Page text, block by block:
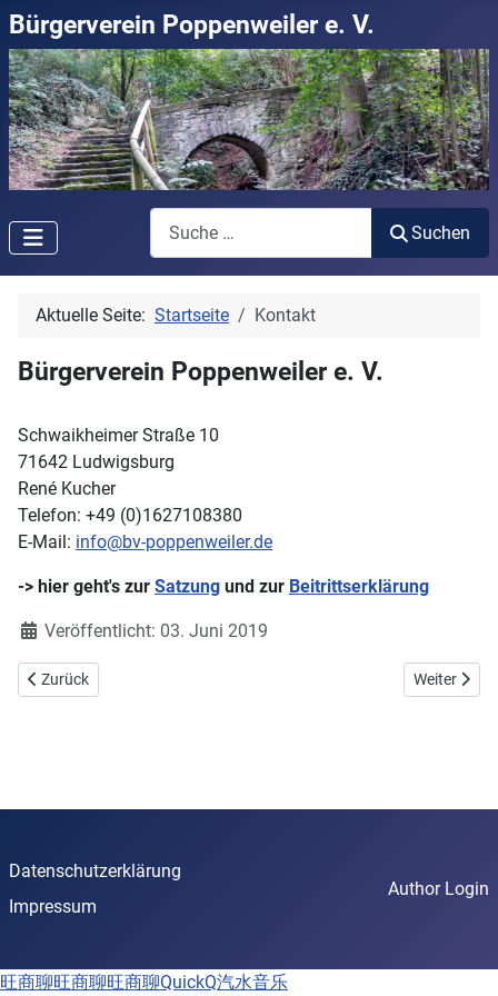
Bürgerverein Poppenweiler e. V.
Suchen
Suchen
Aktuelle Seite: Startseite Kontakt
Bürgerverein Poppenweiler e. V.
Schwaikheimer Straße 10
71642 Ludwigsburg
René Kucher
Telefon: +49 (0)1627108380
E-Mail: info@bv-poppenweiler.de
-> hier geht's zur Satzung und zur Beitrittserklärung
DetailsVeröffentlicht: 03. Juni 2019
Vorheriger Beitrag: Mitglied werden
Zurück Nächster
Weiter
Datenschutzerklärung
Impressum
Author Login
旺商聊旺商聊旺商聊QuickQ汽水音乐